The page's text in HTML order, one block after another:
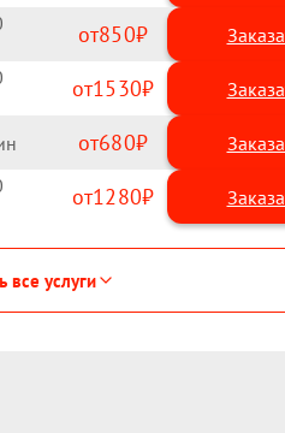
850
1530
680
1280
все услуги